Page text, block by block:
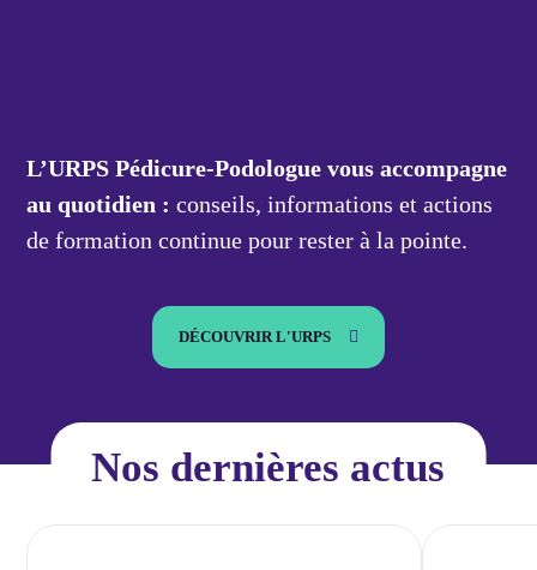
L’URPS Pédicure-Podologue vous accompagne
au quotidien :conseils, informations et actions
de formation continue pour rester à la pointe.
DÉCOUVRIR L'URPS
Nos dernières actus